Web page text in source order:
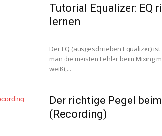
Tutorial Equalizer: EQ
lernen
Der EQ (ausgeschrieben Equalizer)
man die meisten Fehler beim Mixing
weißt,...
Der richtige Pegel
(Recording)